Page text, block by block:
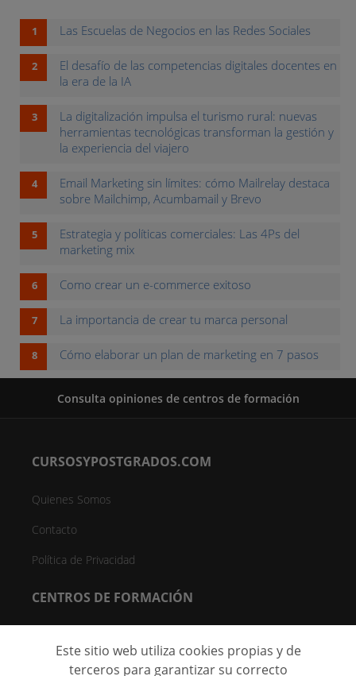
Las Escuelas de Negocios en las Redes Sociales
El desafío de las competencias digitales docentes en
la era de la IA
La digitalización impulsa el turismo rural: nuevas
herramientas tecnológicas transforman la gestión y
la experiencia del viajero
Email Marketing sin límites: cómo Mailrelay destaca
sobre Mailchimp, Acumbamail y Brevo
Estrategia y políticas comerciales: Las 4Ps del
marketing mix
Como crear un e-commerce exitoso
La importancia de crear tu marca personal
Cómo elaborar un plan de marketing en 7 pasos
Consulta opiniones de centros de formación
CURSOSYPOSTGRADOS.COM
Quienes Somos
Contacto
Política de Privacidad
CENTROS DE FORMACIÓN
Registrar Centro (FREE)
Este sitio web utiliza cookies propias y de
terceros para garantizar su correcto